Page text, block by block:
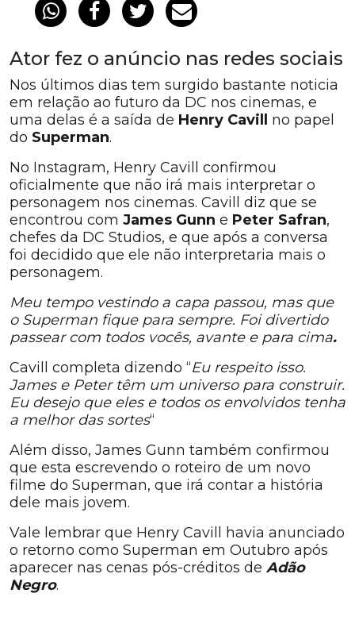
Ator fez o anúncio nas redes sociais
Nos últimos dias tem surgido bastante noticia
em relação ao futuro da DC nos cinemas, e
uma delas é a saída de Henry Cavill no papel
do Superman.
No Instagram, Henry Cavill confirmou
oficialmente que não irá mais interpretar o
personagem nos cinemas. Cavill diz que se
encontrou com James Gunn e Peter Safran,
chefes da DC Studios, e que após a conversa
foi decidido que ele não interpretaria mais o
personagem.
Meu tempo vestindo a capa passou, mas que
o Superman fique para sempre. Foi divertido
passear com todos vocês, avante e para cima.
Cavill completa dizendo “Eu respeito isso.
James e Peter têm um universo para construir.
Eu desejo que eles e todos os envolvidos tenha
a melhor das sortes“
Além disso, James Gunn também confirmou
que esta escrevendo o roteiro de um novo
filme do Superman, que irá contar a história
dele mais jovem.
Vale lembrar que Henry Cavill havia anunciado
o retorno como Superman em Outubro após
aparecer nas cenas pós-créditos de Adão
Negro.